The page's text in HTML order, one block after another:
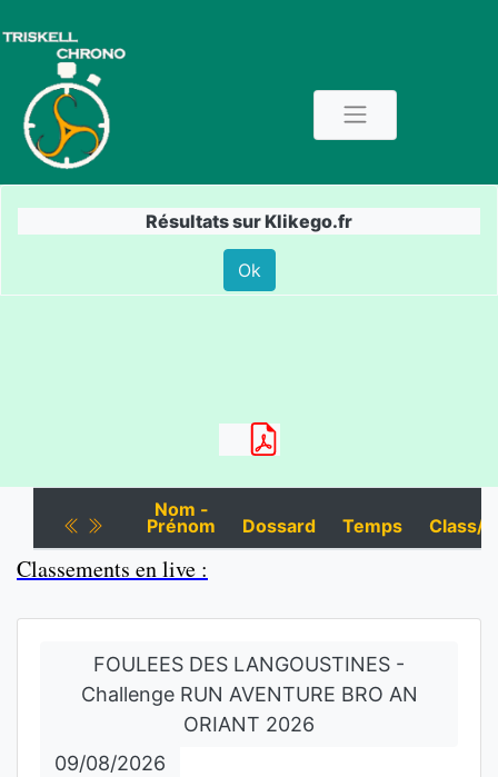
Résultats sur Klikego.fr
Ok
Nom -
Prénom Dossard Temps Class/
Classements en live :
FOULEES DES LANGOUSTINES -
Challenge RUN AVENTURE BRO AN
ORIANT 2026
09/08/2026